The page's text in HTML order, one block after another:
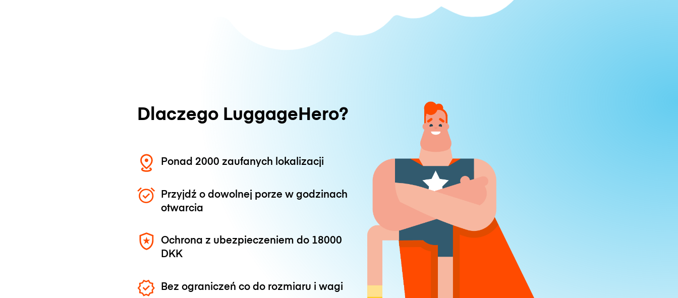
Dlaczego LuggageHero?
Ponad 2000 zaufanych lokalizacji
Przyjdź o dowolnej porze w godzinach
otwarcia
Ochrona z ubezpieczeniem do 18000
DKK
Bez ograniczeń co do rozmiaru i wagi